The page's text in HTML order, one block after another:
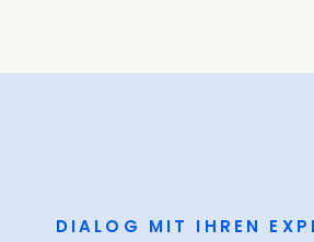
DIALOG MIT IHREN